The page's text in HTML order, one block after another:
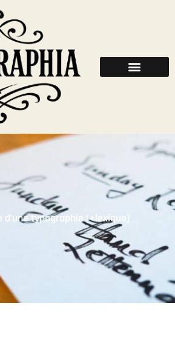
d’une typographie (+lexique)